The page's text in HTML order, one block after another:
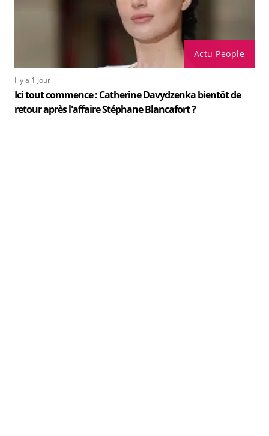
Actu People
Il y a 1 Jour
Ici tout commence : Catherine Davydzenka bientôt de
retour après l'affaire Stéphane Blancafort ?